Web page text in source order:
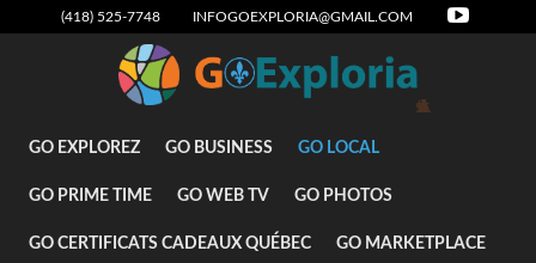
(418) 525-7748 INFOGOEXPLORIA@GMAIL.COM
Attraits
GO EXPLOREZ GO BUSINESS GO LOCAL
GO PRIME TIME GO WEB TV GO PHOTOS
GO CERTIFICATS CADEAUX QUÉBEC GO MARKETPLACE